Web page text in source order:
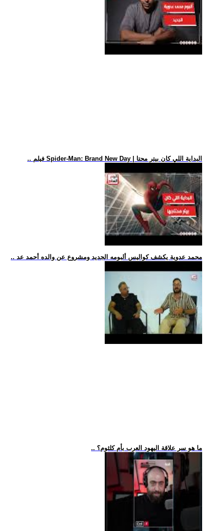
.. فيلم Spider-Man: Brand New Day | البداية اللي كان بيتر محتا
.. محمد عدوية يكشف كواليس ألبومه الجديد ومشروع عن والده أحمد عد
.. ما هو سر علاقة اليهود العرب بأم كلثوم؟